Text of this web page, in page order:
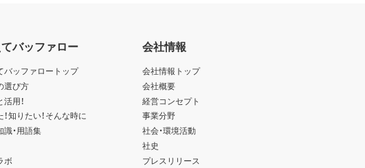
バッファロー
バッファロートップ
選び方
用！
！知りたい！そんな時に
識・用語集
ボ
会社情報
会社情報トップ
会社概要
経営コンセプト
事業分野
社会・環境活動
社史
プレスリリース